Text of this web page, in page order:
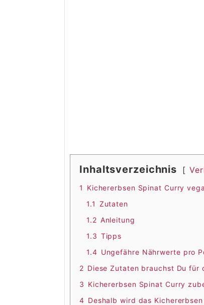
Inhaltsverzeichnis
1
Kichererbsen Spinat Curry
1.1 Zutaten
1.2 Anleitung
1.3 Tipps
1.4 Ungefähre Nährwerte pro
2 Diese Zutaten brauchst Du für
3 Kichererbsen Spinat Curry
4 Deshalb wird das